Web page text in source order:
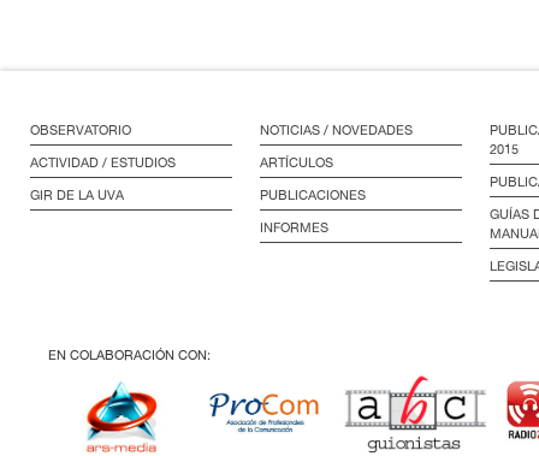
OBSERVATORIO
ACTIVIDAD / ESTUDIOS
GIR DE LA UVA
NOTICIAS / NOVEDADES
ARTÍCULOS
PUBLICACIONES
INFORMES
2015
GUÍAS
EN COLABORACIÓN CON: